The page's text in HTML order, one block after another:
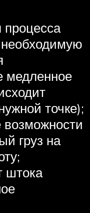
необходимую
медленное
точке);
возможности
груз на
штока